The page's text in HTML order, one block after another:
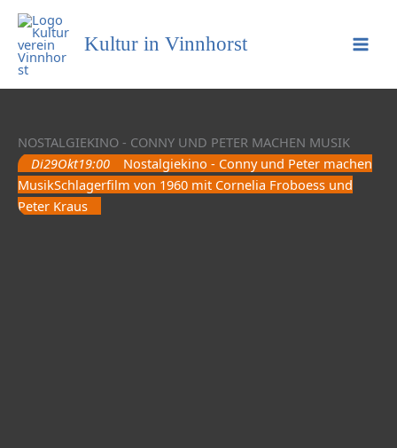
Kultur in Vinnhorst
NOSTALGIEKINO - CONNY UND PETER MACHEN MUSIK
Di29Okt19:00
Nostalgiekino - Conny und Peter machen
MusikSchlagerfilm von 1960 mit Cornelia Froboess und
Peter Kraus